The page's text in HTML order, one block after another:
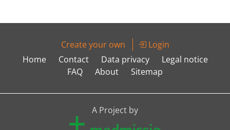
Create your own
Login
Home
Contact Data privacy
Legal notice
FAQ
About Sitemap
A Project by